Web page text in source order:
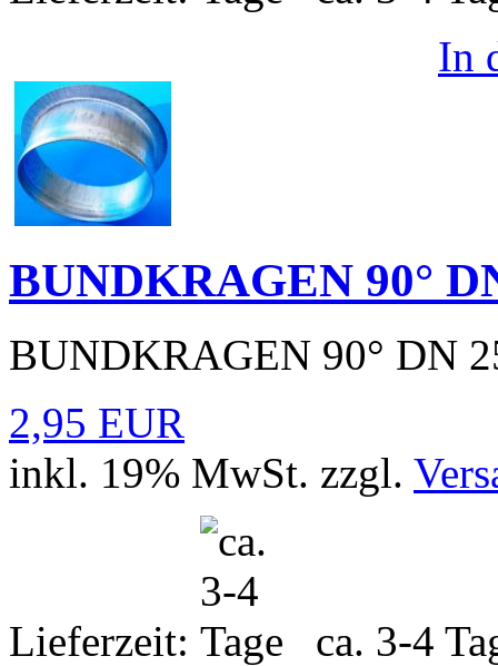
In
BUNDKRAGEN 90°
BUNDKRAGEN 90° DN
2,95 EUR
inkl. 19% MwSt. zzgl.
Lieferzeit:
ca. 3-4